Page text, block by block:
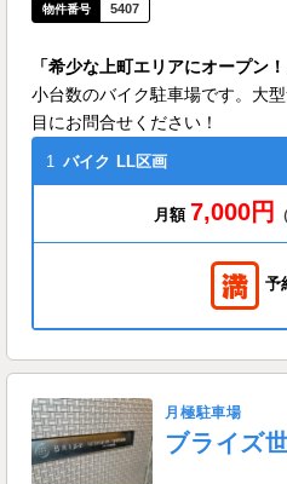
5407
「希少な上町エリアにオープン！
小台数のバイク駐車場です。大
目にお問合せください！
1 バイク LL区画
月額 7,000円
予
月極駐車場
ブライズ